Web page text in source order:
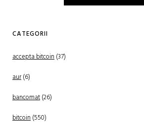
CATEGORII
accepta bitcoin(37)
aur(6)
bancomat(26)
bitcoin(550)